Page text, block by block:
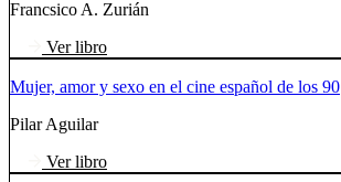
Francsico A. Zurián
Ver libro
Mujer, amor y sexo en el cine español de los 90
Pilar Aguilar
Ver libro